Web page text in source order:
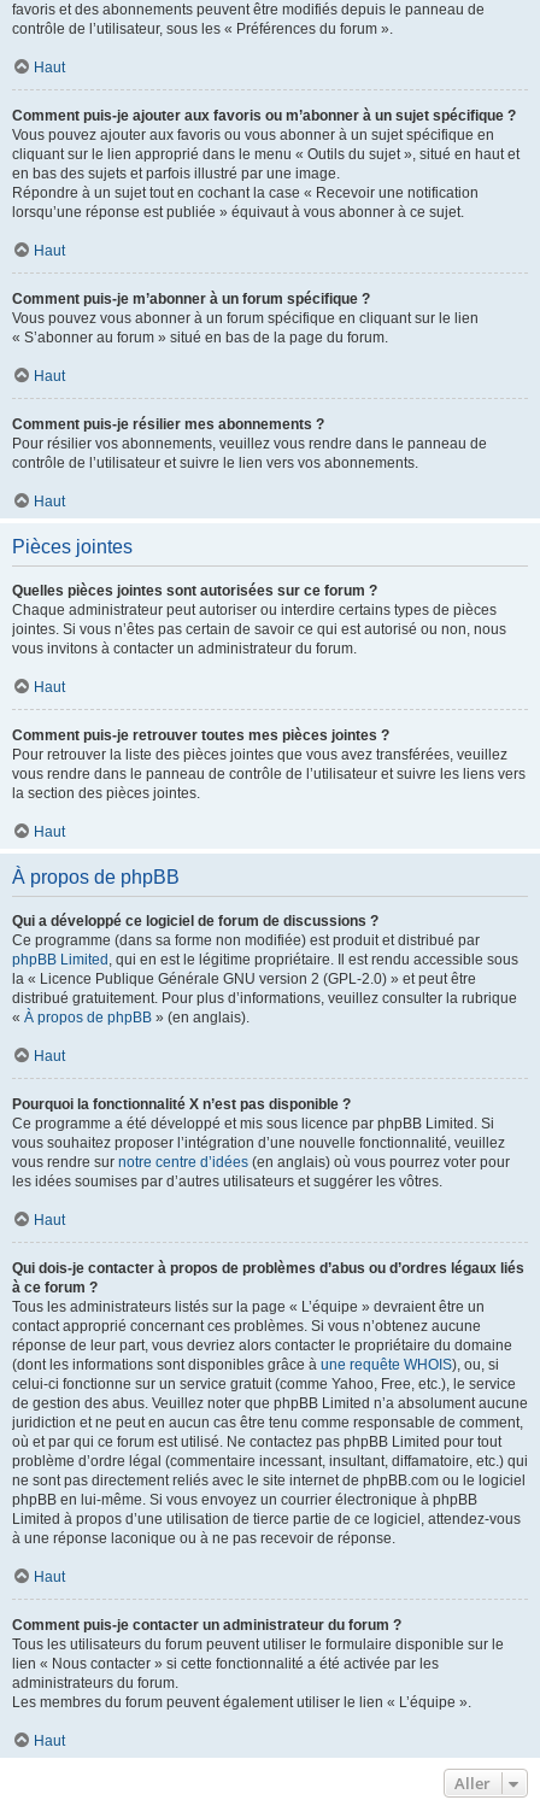
favoris et des abonnements peuvent être modifiés depuis le panneau de
contrôle de l’utilisateur, sous les « Préférences du forum ».
Haut
Comment puis-je ajouter aux favoris ou m’abonner à un sujet spécifique ?
Vous pouvez ajouter aux favoris ou vous abonner à un sujet spécifique en
cliquant sur le lien approprié dans le menu « Outils du sujet », situé en haut et
en bas des sujets et parfois illustré par une image.
Répondre à un sujet tout en cochant la case « Recevoir une notification
lorsqu’une réponse est publiée » équivaut à vous abonner à ce sujet.
Haut
Comment puis-je m’abonner à un forum spécifique ?
Vous pouvez vous abonner à un forum spécifique en cliquant sur le lien
« S’abonner au forum » situé en bas de la page du forum.
Haut
Comment puis-je résilier mes abonnements ?
Pour résilier vos abonnements, veuillez vous rendre dans le panneau de
contrôle de l’utilisateur et suivre le lien vers vos abonnements.
Haut
Pièces jointes
Quelles pièces jointes sont autorisées sur ce forum ?
Chaque administrateur peut autoriser ou interdire certains types de pièces
jointes. Si vous n’êtes pas certain de savoir ce qui est autorisé ou non, nous
vous invitons à contacter un administrateur du forum.
Haut
Comment puis-je retrouver toutes mes pièces jointes ?
Pour retrouver la liste des pièces jointes que vous avez transférées, veuillez
vous rendre dans le panneau de contrôle de l’utilisateur et suivre les liens vers
la section des pièces jointes.
Haut
À propos de phpBB
Qui a développé ce logiciel de forum de discussions ?
Ce programme (dans sa forme non modifiée) est produit et distribué par
phpBB Limited , qui en est le légitime propriétaire. Il est rendu accessible sous
la « Licence Publique Générale GNU version 2 (GPL-2.0) » et peut être
distribué gratuitement. Pour plus d’informations, veuillez consulter la rubrique
« À propos de phpBB » (en anglais).
Haut
Pourquoi la fonctionnalité X n’est pas disponible ?
Ce programme a été développé et mis sous licence par phpBB Limited. Si
vous souhaitez proposer l’intégration d’une nouvelle fonctionnalité, veuillez
vous rendre sur notre centre d’idées (en anglais) où vous pourrez voter pour
les idées soumises par d’autres utilisateurs et suggérer les vôtres.
Haut
Qui dois-je contacter à propos de problèmes d’abus ou d’ordres légaux liés
à ce forum ?
Tous les administrateurs listés sur la page « L’équipe » devraient être un
contact approprié concernant ces problèmes. Si vous n’obtenez aucune
réponse de leur part, vous devriez alors contacter le propriétaire du domaine
(dont les informations sont disponibles grâce à une requête WHOIS), ou, si
celui-ci fonctionne sur un service gratuit (comme Yahoo, Free, etc.), le service
de gestion des abus. Veuillez noter que phpBB Limited n’a absolument aucune
juridiction et ne peut en aucun cas être tenu comme responsable de comment,
où et par qui ce forum est utilisé. Ne contactez pas phpBB Limited pour tout
problème d’ordre légal (commentaire incessant, insultant, diffamatoire, etc.) qui
ne sont pas directement reliés avec le site internet de phpBB.com ou le logiciel
phpBB en lui-même. Si vous envoyez un courrier électronique à phpBB
Limited à propos d’une utilisation de tierce partie de ce logiciel, attendez-vous
à une réponse laconique ou à ne pas recevoir de réponse.
Haut
Comment puis-je contacter un administrateur du forum ?
Tous les utilisateurs du forum peuvent utiliser le formulaire disponible sur le
lien « Nous contacter » si cette fonctionnalité a été activée par les
administrateurs du forum.
Les membres du forum peuvent également utiliser le lien « L’équipe ».
Haut
Aller